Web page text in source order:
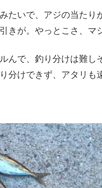
たいで、アジの当たり
きが。やっとこさ、マ
んで、釣り分けは難し
分けできず、アタリも